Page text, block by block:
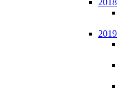
2018
2019